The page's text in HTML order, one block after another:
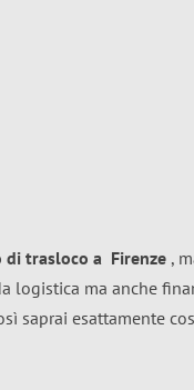
di trasloco a Firenze ,
logistica ma anche
saprai esattamente